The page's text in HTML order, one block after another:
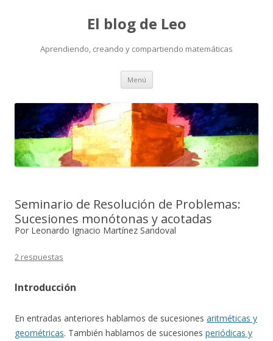
El blog de Leo
Aprendiendo, creando y compartiendo matemáticas
Menú Saltar
contenido
Seminario de Resolución de Problemas:
Sucesiones monótonas y acotadas
Por Leonardo Ignacio Martínez Sandoval
2 respuestas
Introducción
En entradas anteriores hablamos de sucesiones aritméticas y
geométricas. También hablamos de sucesiones periódicas y